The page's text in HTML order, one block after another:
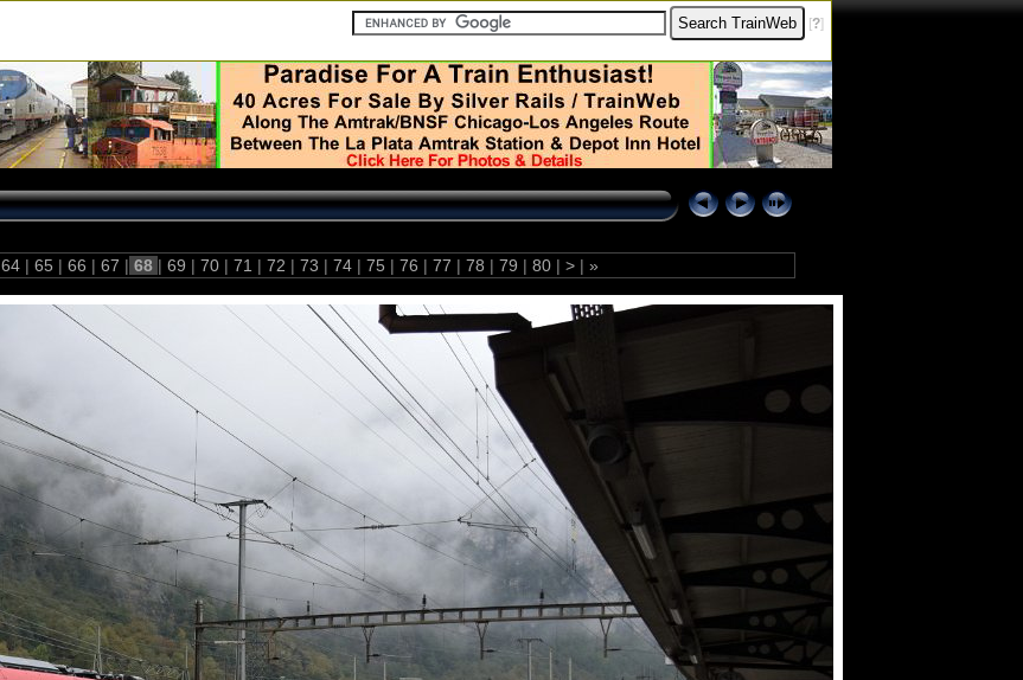
[?]
64 | 65 | 66 | 67 | 68 | 69 | 70 | 71 | 72 | 73 | 74 | 75 | 76 | 77 | 78 | 79 | 80 | > | »